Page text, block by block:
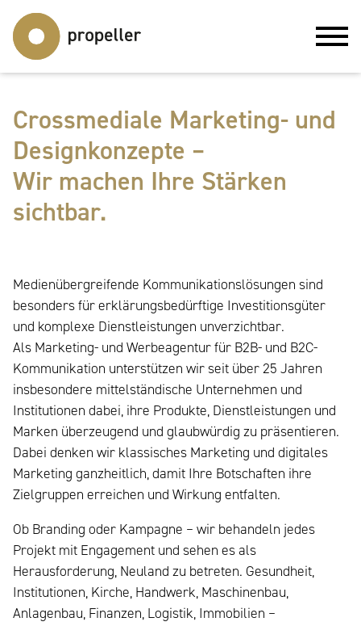
Crossmediale Marketing- und
Designkonzepte –
Wir machen Ihre Stärken
sichtbar.
Medienübergreifende Kommunikationslösungen sind
besonders für erklärungsbedürftige Investitionsgüter
und komplexe Dienstleistungen unverzichtbar.
Als Marketing- und Werbeagentur für B2B- und B2C-
Kommunikation unterstützen wir seit über 25 Jahren
insbesondere mittelständische Unternehmen und
Institutionen dabei, ihre Produkte, Dienstleistungen und
Marken überzeugend und glaubwürdig zu präsentieren.
Dabei denken wir klassisches Marketing und digitales
Marketing ganzheitlich, damit Ihre Botschaften ihre
Zielgruppen erreichen und Wirkung entfalten.
Ob Branding oder Kampagne – wir behandeln jedes
Projekt mit Engagement und sehen es als
Herausforderung, Neuland zu betreten. Gesundheit,
Institutionen, Kirche, Handwerk, Maschinenbau,
Anlagenbau, Finanzen, Logistik, Immobilien –